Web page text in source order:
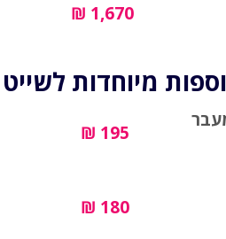
1,670 ₪
מיוחדות לשייט
195 ₪
180 ₪